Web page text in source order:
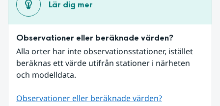
Lär dig mer
Observationer eller beräknade värden?
Alla orter har inte observationsstationer, istället
beräknas ett värde utifrån stationer i närheten
och modelldata.
Observationer eller beräknade värden?